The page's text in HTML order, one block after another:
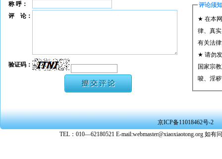
称 呼： 评论须知
★ 在本
律、真
有关法
★ 请勿
国家宗
唆、淫
★ 承担
★ 在本
转载、
★ 参与
评 论：
验证码：
京ICP备11018462号-2
TEL：010—62180521 E-mail:webmaster@xiaoxiaotong.org 如